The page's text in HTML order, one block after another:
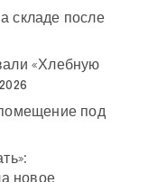
складе после
«Хлебную
под
новое